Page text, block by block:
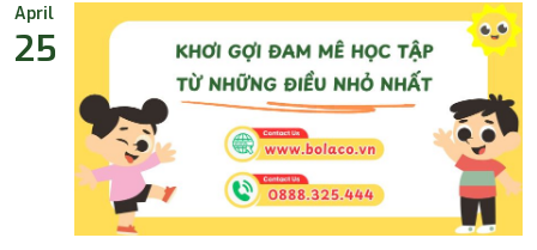
April
25